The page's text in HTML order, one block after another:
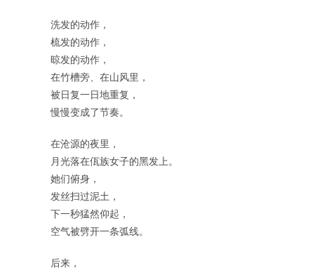
洗发的动作，
梳发的动作，
晾发的动作，
在竹槽旁、在山风里，
被日复一日地重复，
慢慢变成了节奏。
在沧源的夜里，
月光落在佤族女子的黑发上。
她们俯身，
发丝扫过泥土，
下一秒猛然仰起，
空气被劈开一条弧线。
后来，